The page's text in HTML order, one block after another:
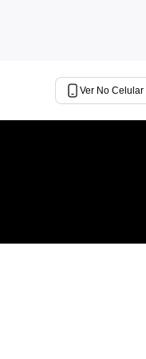
Ver No Celular